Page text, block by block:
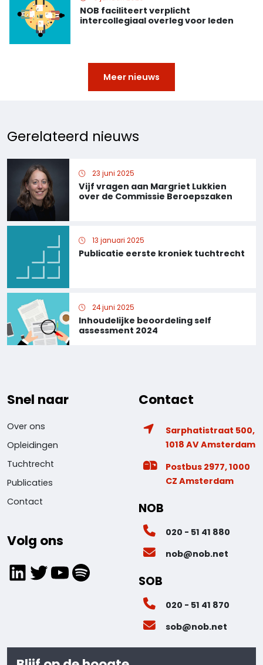
NOB faciliteert verplicht
intercollegiaal overleg voor leden
Meer nieuws
Gerelateerd nieuws
Vijf vragen aan Margriet Lukkien
over de Commissie Beroepszaken
23 juni 2025
Publicatie eerste kroniek tuchtrecht
13 januari 2025
Inhoudelijke beoordeling self
assessment 2024
24 juni 2025
Snel naar
Over ons
Opleidingen
Tuchtrecht
Publicaties
Contact
Volg ons
LinkedIn
Twitter
YouTube
Spotify
Contact
Sarphatistraat 500,
1018 AV Amsterdam
Postbus 2977, 1000
CZ Amsterdam
NOB
020 - 51 41 880
nob@nob.net
SOB
020 - 51 41 870
sob@nob.net